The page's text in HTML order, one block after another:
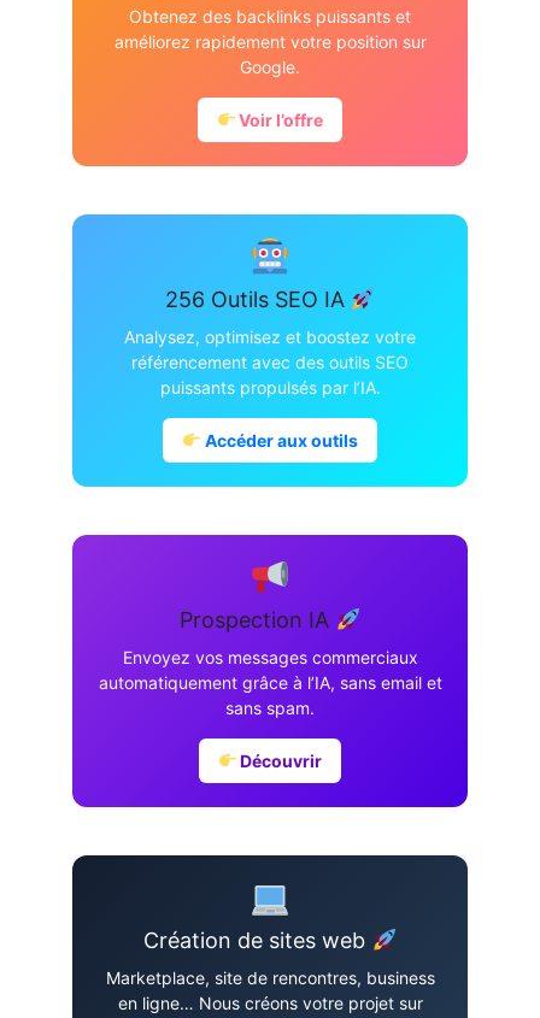
Obtenez des backlinks puissants et
améliorez rapidement votre position sur
Google.
Voir l’offre
256 Outils SEO IA
Analysez, optimisez et boostez votre
référencement avec des outils SEO
puissants propulsés par l’IA.
Accéder aux outils
Prospection IA
Envoyez vos messages commerciaux
automatiquement grâce à l’IA, sans email et
sans spam.
Découvrir
Création de sites web
Marketplace, site de rencontres, business
en ligne… Nous créons votre projet sur